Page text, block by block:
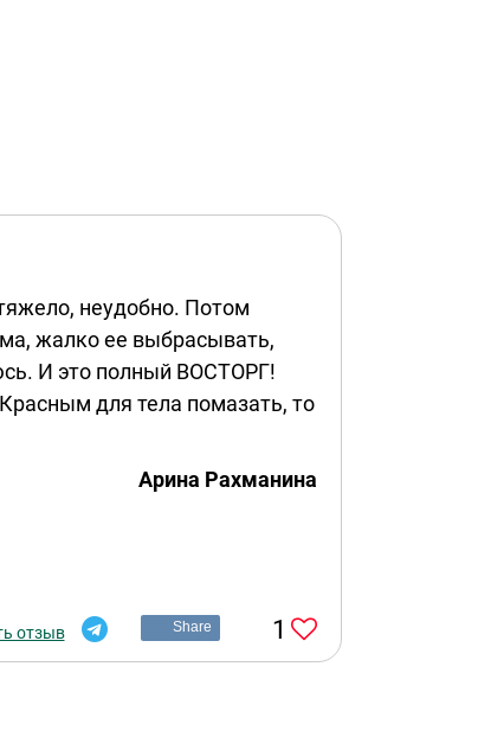
неудобно. Потом
жалко ее выбрасывать,
И это полный ВОСТОРГ!
для тела помазать, то
Арина Рахманина
отзыв Share 1